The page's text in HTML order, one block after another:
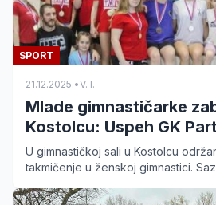
SPORT
21.12.2025.•V. I.
Mlade gimnastičarke
Kostolcu: Uspeh GK
U gimnastičkoj sali u Kostolcu
takmičenje u ženskoj gimnastici.